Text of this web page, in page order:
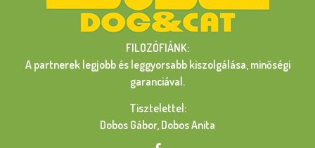
FILOZÓFIÁNK:
A partnerek legjobb és leggyorsabb kiszolgálása, minőségi
garanciával.
Tisztelettel:
Dobos Gábor, Dobos Anita